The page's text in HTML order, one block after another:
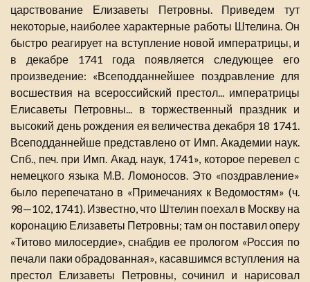
царствование Елизаветы Петровны. Приведем тут
некоторые, наиболее характерные работы Штелина. Он
быстро реагирует на вступление новой императрицы, и
в декабре 1741 года появляется следующее его
произведение: «Всеподданнейшее поздравление для
восшествия на всероссийский престол... императрицы
Елисаветы Петровны... в торжественный праздник и
высокий день рождения ея величества декабря 18 1741.
Всеподданнейше представлено от Имп. Академии наук.
Спб., печ. при Имп. Акад. наук, 1741», которое перевел с
немецкого языка М.В. Ломоносов. Это «поздравление»
было перепечатано в «Примечаниях к Ведомостям» (ч.
98—102, 1741). Известно, что Штелин поехал в Москву на
коронацию Елизаветы Петровны; там он поставил оперу
«Титово милосердие», снабдив ее прологом «Россия по
печали паки обрадованная», касавшимся вступления на
престол Елизаветы Петровны, сочинил и нарисовал